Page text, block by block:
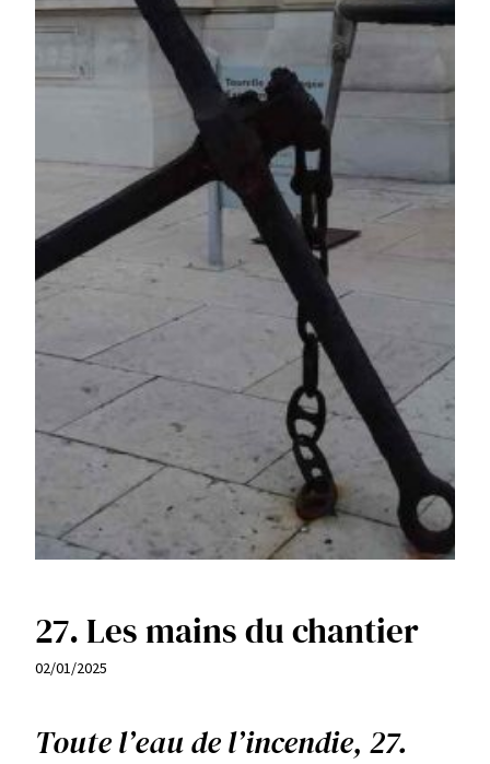
27. Les mains du chantier
02/01/2025
Toute l’eau de l’incendie, 27.